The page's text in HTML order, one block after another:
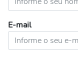
E-mail